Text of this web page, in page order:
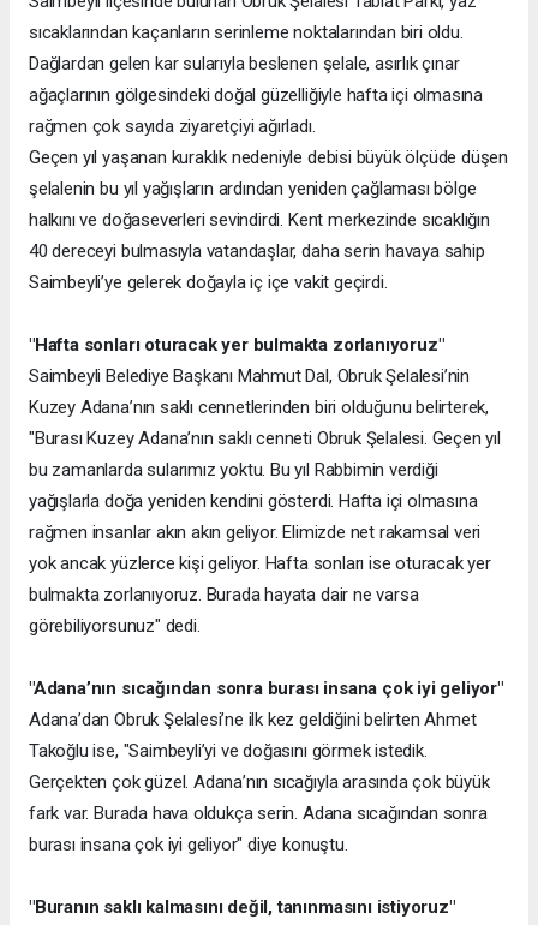
sıcaklarından kaçanların serinleme noktalarından biri oldu.
Dağlardan gelen kar sularıyla beslenen şelale, asırlık çınar
ağaçlarının gölgesindeki doğal güzelliğiyle hafta içi olmasına
rağmen çok sayıda ziyaretçiyi ağırladı.
Geçen yıl yaşanan kuraklık nedeniyle debisi büyük ölçüde düşen
şelalenin bu yıl yağışların ardından yeniden çağlaması bölge
halkını ve doğaseverleri sevindirdi. Kent merkezinde sıcaklığın
40 dereceyi bulmasıyla vatandaşlar, daha serin havaya sahip
Saimbeyli’ye gelerek doğayla iç içe vakit geçirdi.
"Hafta sonları oturacak yer bulmakta zorlanıyoruz"
Saimbeyli Belediye Başkanı Mahmut Dal, Obruk Şelalesi’nin
Kuzey Adana’nın saklı cennetlerinden biri olduğunu belirterek,
"Burası Kuzey Adana’nın saklı cenneti Obruk Şelalesi. Geçen yıl
bu zamanlarda sularımız yoktu. Bu yıl Rabbimin verdiği
yağışlarla doğa yeniden kendini gösterdi. Hafta içi olmasına
rağmen insanlar akın akın geliyor. Elimizde net rakamsal veri
yok ancak yüzlerce kişi geliyor. Hafta sonları ise oturacak yer
bulmakta zorlanıyoruz. Burada hayata dair ne varsa
görebiliyorsunuz" dedi.
"Adana’nın sıcağından sonra burası insana çok iyi geliyor"
Adana’dan Obruk Şelalesi’ne ilk kez geldiğini belirten Ahmet
Takoğlu ise, "Saimbeyli’yi ve doğasını görmek istedik.
Gerçekten çok güzel. Adana’nın sıcağıyla arasında çok büyük
fark var. Burada hava oldukça serin. Adana sıcağından sonra
burası insana çok iyi geliyor" diye konuştu.
"Buranın saklı kalmasını değil, tanınmasını istiyoruz"